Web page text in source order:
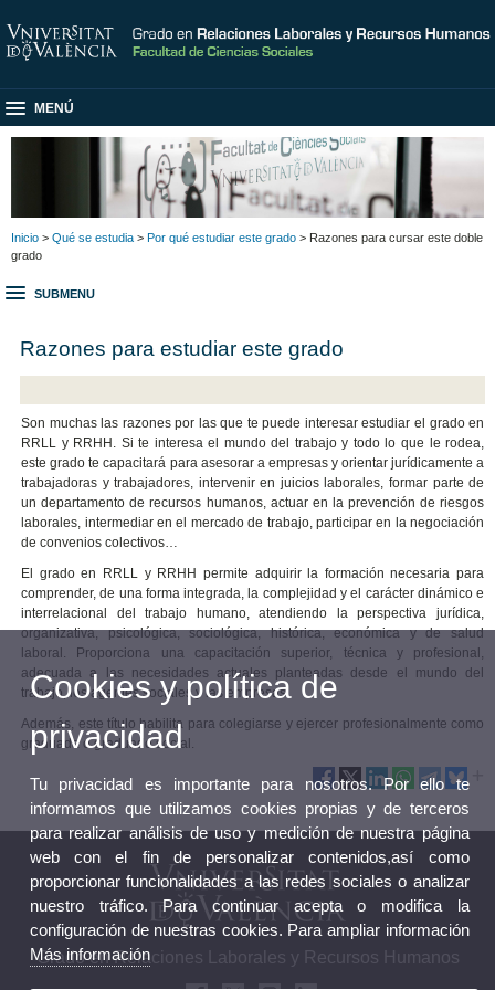
MENÚ
Inicio > Qué se estudia > Por qué estudiar este grado > Razones para cursar este doble
grado
SUBMENU
Razones para estudiar este grado
Son muchas las razones por las que te puede interesar estudiar el grado en
RRLL y RRHH. Si te interesa el mundo del trabajo y todo lo que le rodea,
este grado te capacitará para asesorar a empresas y orientar jurídicamente a
trabajadoras y trabajadores, intervenir en juicios laborales, formar parte de
un departamento de recursos humanos, actuar en la prevención de riesgos
laborales, intermediar en el mercado de trabajo, participar en la negociación
de convenios colectivos…
El grado en RRLL y RRHH permite adquirir la formación necesaria para
comprender, de una forma integrada, la complejidad y el carácter dinámico e
interrelacional del trabajo humano, atendiendo la perspectiva jurídica,
organizativa, psicológica, sociológica, histórica, económica y de salud
laboral. Proporciona una capacitación superior, técnica y profesional,
adecuada a las necesidades actuales planteadas desde el mundo del
trabajo, los agentes sociales y las empresas.
Además, este título habilita para colegiarse y ejercer profesionalmente como
graduada o graduado social.
Grado en Relaciones Laborales y Recursos Humanos
Cookies y política de
privacidad
Tu privacidad es importante para nosotros. Por ello te
informamos que utilizamos cookies propias y de terceros
para realizar análisis de uso y medición de nuestra página
web con el fin de personalizar contenidos,así como
proporcionar funcionalidades a las redes sociales o analizar
nuestro tráfico. Para continuar acepta o modifica la
configuración de nuestras cookies. Para ampliar información
Más información